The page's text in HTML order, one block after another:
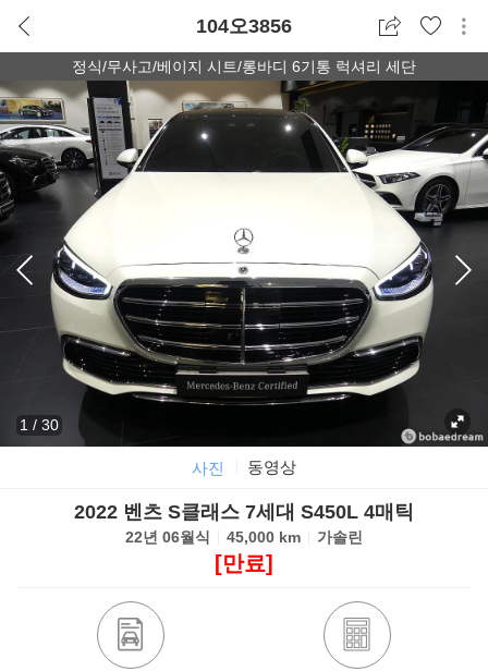
104오3856
정식/무사고/베이지 시트/롱바디 6기통 럭셔리 세단
1 / 30
사진 동영상
2022 벤츠 S클래스 7세대 S450L 4매틱
22년 06월식 45,000 km 가솔린
[만료]